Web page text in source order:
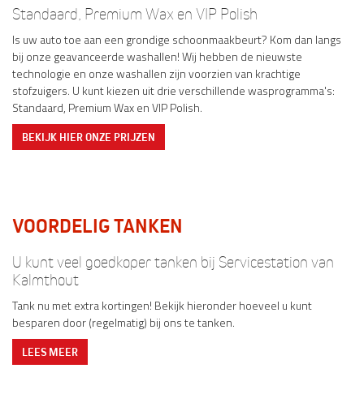
Standaard, Premium Wax en VIP Polish
Is uw auto toe aan een grondige schoonmaakbeurt? Kom dan langs
bij onze geavanceerde washallen! Wij hebben de nieuwste
technologie en onze washallen zijn voorzien van krachtige
stofzuigers. U kunt kiezen uit drie verschillende wasprogramma's:
Standaard, Premium Wax en VIP Polish.
BEKIJK HIER ONZE PRIJZEN
VOORDELIG TANKEN
U kunt veel goedkoper tanken bij Servicestation van
Kalmthout
Tank nu met extra kortingen! Bekijk hieronder hoeveel u kunt
besparen door (regelmatig) bij ons te tanken.
LEES MEER